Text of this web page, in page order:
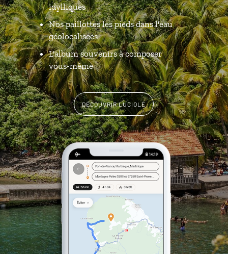
idylliques
Nos paillottes les pieds dans l'eau
géolocalisées
L'album souvenirs à composer
vous-même
DÉCOUVRIR LUCIOLE